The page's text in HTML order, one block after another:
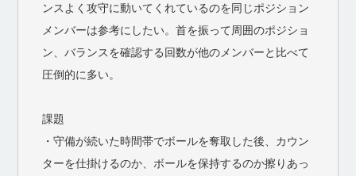
ンスよく攻守に動いてくれているのを同じポジション
メンバーは参考にしたい。首を振って周囲のポジショ
ン、バランスを確認する回数が他のメンバーと比べて
圧倒的に多い。
課題
・守備が続いた時間帯でボールを奪取した後、カウン
ターを仕掛けるのか、ボールを保持するのか擦りあっ